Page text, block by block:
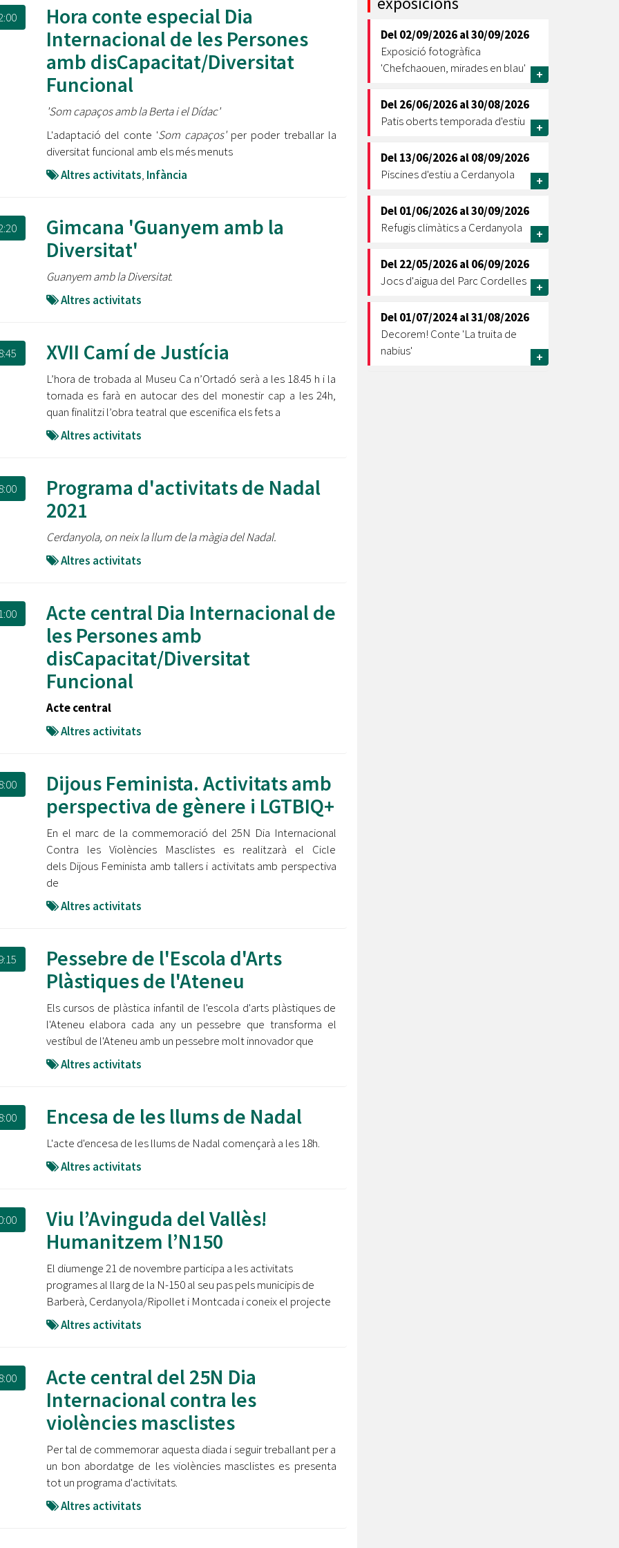
Ètica i Integritat
Retiment de Comptes
Dades Obertes
Catàleg de Serveis i Tràmits
Oberta la convocatòria d'Ajuts per a l'autoocupació
jove 2026
Barris per transformar les Fontetes, Quatre Cantons i
l'entorn de l'avinguda Catalunya
El FIT presenta el cartell de la seva 16a edició i dona el
L’Ajuntament reparteix ulleres gratuïtes per veure
l'eclipsi solar
Equipaments
Mercats Municipals
Webs Municipals
Hora conte especial Dia
Internacional de les Persones
amb disCapacitat/Diversitat
Funcional
'Som capaços amb la Berta i el Dídac'
L'adaptació del conte 'Som capaços' per poder treballar la
diversitat funcional amb els més menuts
Altres activitats, Infància
Gimcana 'Guanyem amb la
Diversitat'
Guanyem amb la Diversitat.
Altres activitats
XVII Camí de Justícia
L’hora de trobada al Museu Ca n’Ortadó serà a les 18.45 h i la
tornada es farà en autocar des del monestir cap a les 24h,
quan finalitzi l’obra teatral que escenifica els fets a
Altres activitats
Programa d'activitats de Nadal
2021
Cerdanyola, on neix la llum de la màgia del Nadal.
Altres activitats
Acte central Dia Internacional de
les Persones amb
disCapacitat/Diversitat
Funcional
Acte central
Altres activitats
Dijous Feminista. Activitats amb
perspectiva de gènere i LGTBIQ+
En el marc de la commemoració del 25N Dia Internacional
Contra les Violències Masclistes es realitzarà el Cicle
dels Dijous Feminista amb tallers i activitats amb perspectiva
de
Altres activitats
Pessebre de l'Escola d'Arts
Plàstiques de l'Ateneu
Els cursos de plàstica infantil de l'escola d'arts plàstiques de
l'Ateneu elabora cada any un pessebre que transforma el
vestíbul de l'Ateneu amb un pessebre molt innovador que
Altres activitats
Encesa de les llums de Nadal
L'acte d'encesa de les llums de Nadal començarà a les 18h.
Altres activitats
Viu l’Avinguda del Vallès!
Humanitzem l’N150
El diumenge 21 de novembre participa a les activitats
programes al llarg de la N-150 al seu pas pels municipis de
Barberà, Cerdanyola/Ripollet i Montcada i coneix el projecte
Altres activitats
Acte central del 25N Dia
Internacional contra les
violències masclistes
Per tal de commemorar aquesta diada i seguir treballant per a
un bon abordatge de les violències masclistes es presenta
tot un programa d'activitats.
Altres activitats
Del02/09/2026al30/09/2026
Exposició fotogràfica
'Chefchaouen, mirades en blau'
+
Del26/06/2026al30/08/2026
Patis oberts temporada d'estiu
+
Del13/06/2026al08/09/2026
Piscines d'estiu a Cerdanyola
+
Del01/06/2026al30/09/2026
Refugis climàtics a Cerdanyola
+
Del22/05/2026al06/09/2026
Jocs d'aigua del Parc Cordelles
+
Del01/07/2024al31/08/2026
Decorem! Conte 'La truita de
nabius'
+